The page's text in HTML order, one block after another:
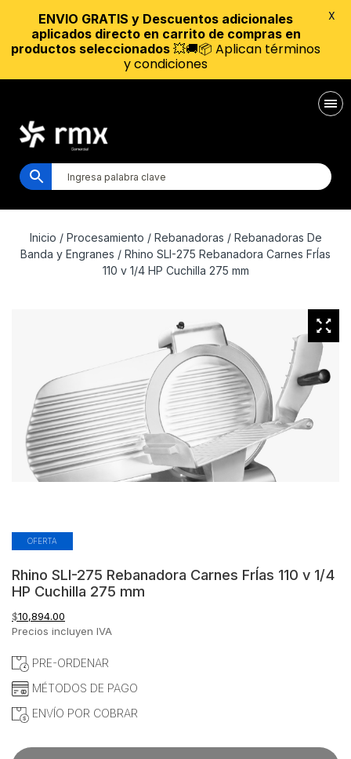
Inicio / Procesamiento / Rebanadoras / Rebanadoras De
Banda y Engranes / Rhino SLI-275 Rebanadora Carnes FrÍas
110 v 1/4 HP Cuchilla 275 mm
OFERTA
Rhino SLI-275 Rebanadora Carnes FrÍas 110 v 1/4
HP Cuchilla 275 mm
$10,894.00
Precios incluyen IVA
PRE-ORDENAR
MÉTODOS DE PAGO
ENVÍO POR COBRAR
ENVIO GRATIS y Descuentos adicionales
aplicados directo en carrito de compras en
productos seleccionados 💥🚚📦 Aplican términos
y condiciones
X